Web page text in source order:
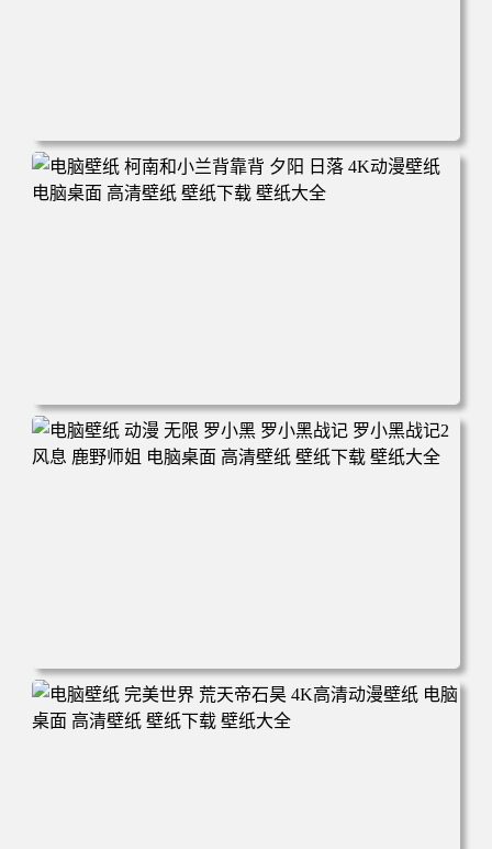
电脑壁纸 动漫 兔子朱迪 狐狸尼克 疯狂动物城 秋叶 秋天森
林 蓝天 4k壁纸 电脑桌面 高清壁纸 壁纸下载 壁纸大全
电脑壁纸 柯南和小兰背靠背 夕阳 日落 4K动漫壁纸 电脑桌
面 高清壁纸 壁纸下载 壁纸大全
电脑壁纸 动漫 无限 罗小黑 罗小黑战记 罗小黑战记2 风息
鹿野师姐 电脑桌面 高清壁纸 壁纸下载 壁纸大全